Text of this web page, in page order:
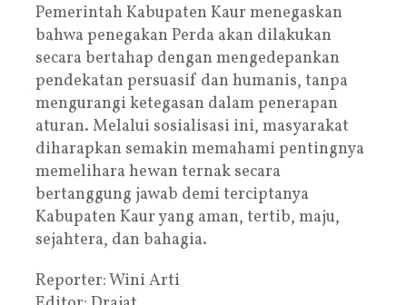
Pemerintah Kabupaten Kaur menegaskan
bahwa penegakan Perda akan dilakukan
secara bertahap dengan mengedepankan
pendekatan persuasif dan humanis, tanpa
mengurangi ketegasan dalam penerapan
aturan. Melalui sosialisasi ini, masyarakat
diharapkan semakin memahami pentingnya
memelihara hewan ternak secara
bertanggung jawab demi terciptanya
Kabupaten Kaur yang aman, tertib, maju,
sejahtera, dan bahagia.
Reporter: Wini Arti